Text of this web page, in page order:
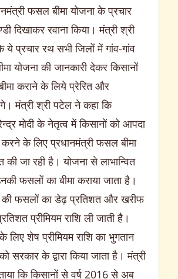
फसल बीमा योजना के प्रचार
दिखाकर रवाना किया। मंत्री श्री
प्रचार रथ सभी जिलों में गांव-गांव
योजना की जानकारी देकर किसानों
कराने के लिये प्रेरित और
मंत्री श्री पटेल ने कहा कि
मोदी के नेतृत्व में किसानों को आपदा
करने के लिए प्रधानमंत्री फसल बीमा
की जा रही है। योजना से लाभान्वित
फसलों का बीमा कराया जाता है।
की फसलों का डेढ़ प्रतिशत और खरीफ
प्रीमियम राशि ली जाती है।
शेष प्रीमियम राशि का भुगतान
सरकार के द्वारा किया जाता है। मंत्री
कि किसानों से वर्ष 2016 से अब